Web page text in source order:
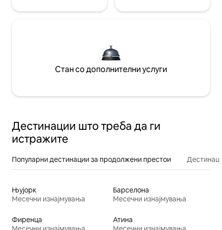
Стан со дополнителни услуги
Дестинации што треба да ги
истражите
Популарни дестинации за продолжени престои
Њујорк
Месечни изнајмувања
Барселона
Месечни изнајмувања
Фиренца
Атина